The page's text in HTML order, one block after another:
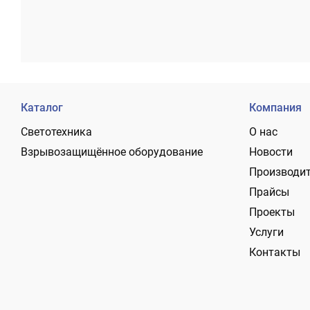
Каталог
Светотехника
Взрывозащищённое оборудование
Компания
О нас
Новости
Прайсы
Проекты
Услуги
Контакты